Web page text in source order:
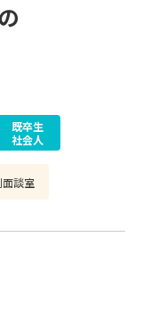
室検索）
て
既卒生
社会人
談室